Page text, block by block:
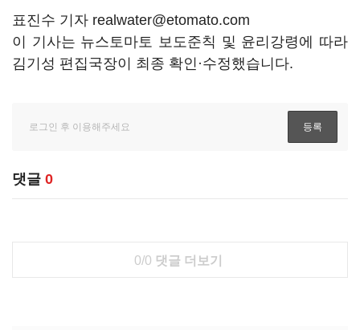
표진수 기자 realwater@etomato.com
이 기사는 뉴스토마토 보도준칙 및 윤리강령에 따라
김기성 편집국장이 최종 확인·수정했습니다.
댓글 0
0/0 댓글 더보기